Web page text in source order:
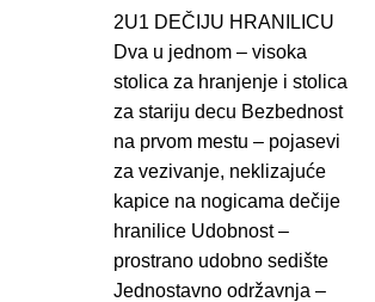
2U1 DEČIJU HRANILICU
Dva u jednom – visoka
stolica za hranjenje i stolica
za stariju decu Bezbednost
na prvom mestu – pojasevi
za vezivanje, neklizajuće
kapice na nogicama dečije
hranilice Udobnost –
prostrano udobno sedište
Jednostavno održavnja –